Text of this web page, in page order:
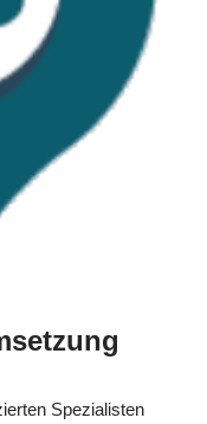
Spezialisten